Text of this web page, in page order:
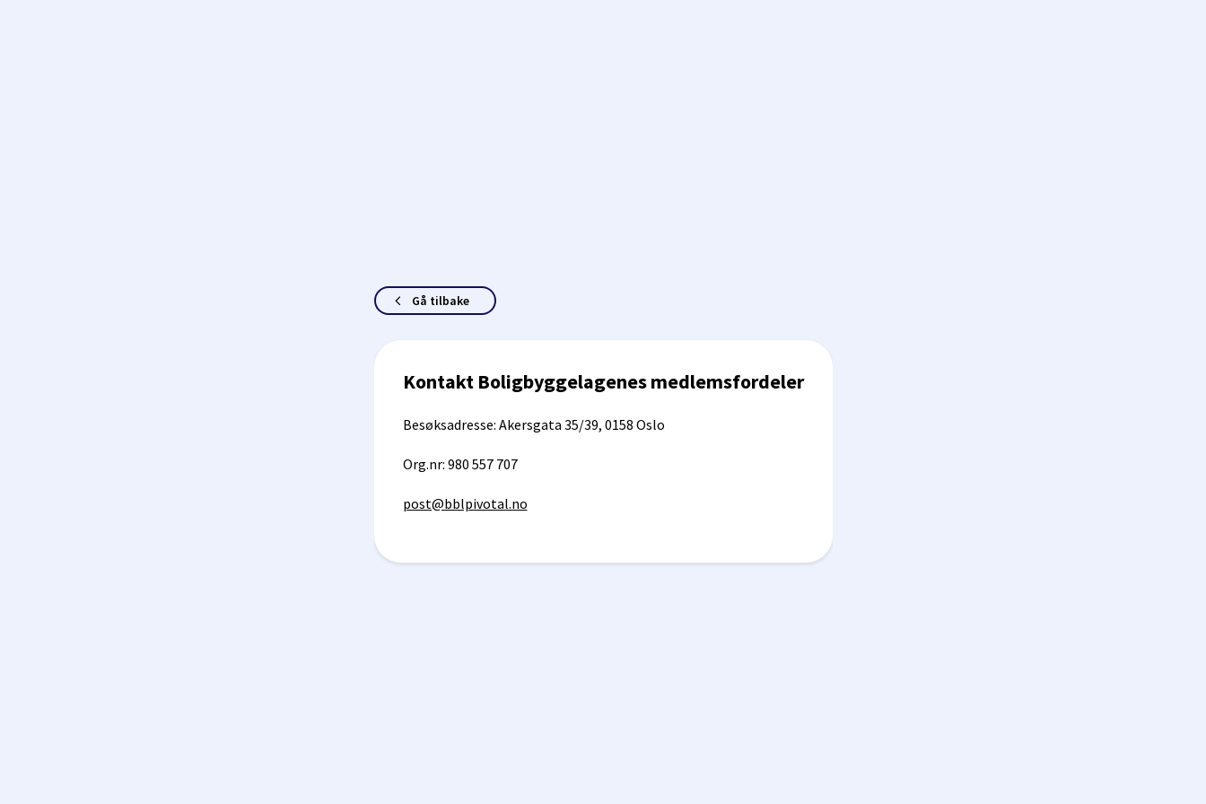
Gå tilbake
Kontakt Boligbyggelagenes medlemsfordeler
Besøksadresse: Akersgata 35/39, 0158 Oslo
Org.nr: 980 557 707
post@bblpivotal.no